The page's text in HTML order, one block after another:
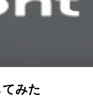
みた